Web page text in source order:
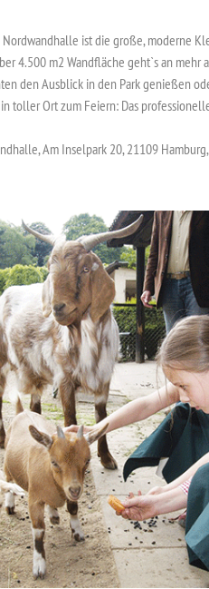
ist die große, moderne
4.500 m2 Wandfläche geht`s an
den Ausblick in den Park genießen
toller Ort zum Feiern: Das
Am Inselpark 20, 21109